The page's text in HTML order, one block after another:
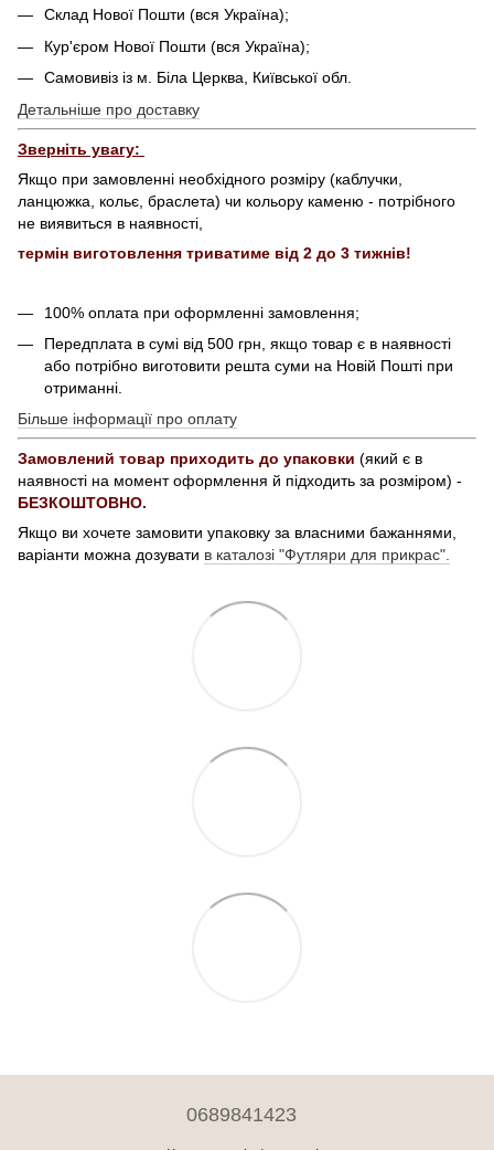
Склад Нової Пошти (вся Україна);
Кур'єром Нової Пошти (вся Україна);
Самовивіз із м. Біла Церква, Київської обл.
Детальніше про доставку
Зверніть увагу:
Якщо при замовленні необхідного розміру (каблучки,
ланцюжка, кольє, браслета) чи кольору каменю - потрібного
не виявиться в наявності,
термін виготовлення триватиме від 2 до 3 тижнів!
100% оплата при оформленні замовлення;
Передплата в сумі від 500 грн, якщо товар є в наявності
або потрібно виготовити решта суми на Новій Пошті при
отриманні.
Більше інформації про оплату
Замовлений товар приходить до упаковки (який є в
наявності на момент оформлення й підходить за розміром) -
БЕЗКОШТОВНО.
Якщо ви хочете замовити упаковку за власними бажаннями,
варіанти можна дозувати в каталозі "Футляри для прикрас".
0689841423